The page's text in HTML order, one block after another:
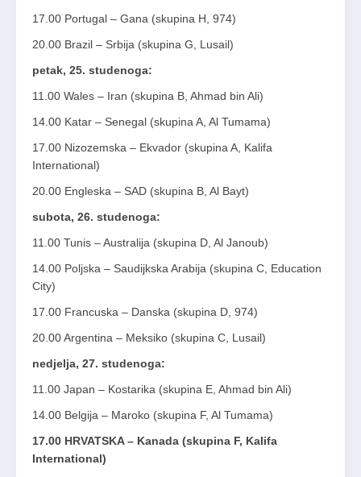
17.00 Portugal – Gana (skupina H, 974)
20.00 Brazil – Srbija (skupina G, Lusail)
petak, 25. studenoga:
11.00 Wales – Iran (skupina B, Ahmad bin Ali)
14.00 Katar – Senegal (skupina A, Al Tumama)
17.00 Nizozemska – Ekvador (skupina A, Kalifa
International)
20.00 Engleska – SAD (skupina B, Al Bayt)
subota, 26. studenoga:
11.00 Tunis – Australija (skupina D, Al Janoub)
14.00 Poljska – Saudijkska Arabija (skupina C, Education
City)
17.00 Francuska – Danska (skupina D, 974)
20.00 Argentina – Meksiko (skupina C, Lusail)
nedjelja, 27. studenoga:
11.00 Japan – Kostarika (skupina E, Ahmad bin Ali)
14.00 Belgija – Maroko (skupina F, Al Tumama)
17.00 HRVATSKA – Kanada (skupina F, Kalifa
International)